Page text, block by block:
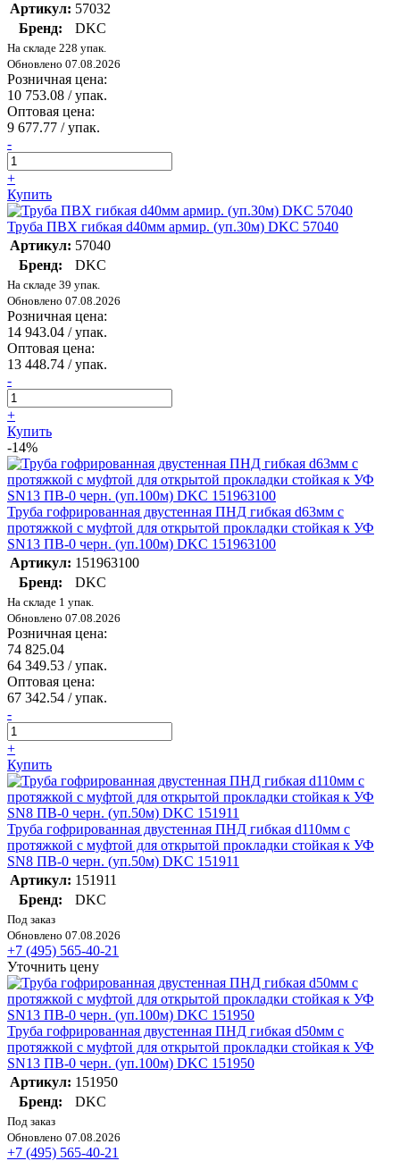
Артикул: 57032
Бренд:
DKC
На складе 228 упак.
Обновлено 07.08.2026
Розничная цена:
10 753.08 / упак.
Оптовая цена:
9 677.77 / упак.
-
+
Купить
Труба ПВХ гибкая d40мм армир. (уп.30м) DKC 57040
Артикул: 57040
Бренд:
DKC
На складе 39 упак.
Обновлено 07.08.2026
Розничная цена:
14 943.04 / упак.
Оптовая цена:
13 448.74 / упак.
-
+
Купить
-14%
Труба гофрированная двустенная ПНД гибкая d63мм с
протяжкой с муфтой для открытой прокладки стойкая к УФ
SN13 ПВ-0 черн. (уп.100м) DKC 151963100
Артикул: 151963100
Бренд:
DKC
На складе 1 упак.
Обновлено 07.08.2026
Розничная цена:
74 825.04
64 349.53 / упак.
Оптовая цена:
67 342.54 / упак.
-
+
Купить
Труба гофрированная двустенная ПНД гибкая d110мм с
протяжкой с муфтой для открытой прокладки стойкая к УФ
SN8 ПВ-0 черн. (уп.50м) DKC 151911
Артикул: 151911
Бренд:
DKC
Под заказ
Обновлено 07.08.2026
+7 (495) 565-40-21
Уточнить цену
Труба гофрированная двустенная ПНД гибкая d50мм с
протяжкой с муфтой для открытой прокладки стойкая к УФ
SN13 ПВ-0 черн. (уп.100м) DKC 151950
Артикул: 151950
Бренд:
DKC
Под заказ
Обновлено 07.08.2026
+7 (495) 565-40-21